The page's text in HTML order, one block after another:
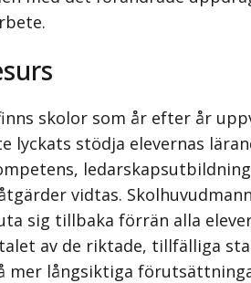
skolor som år efter år
lyckats stödja elevernas
vidtas.
sig tillbaka förrän alla
av de riktade, tillfälliga
mer långsiktiga